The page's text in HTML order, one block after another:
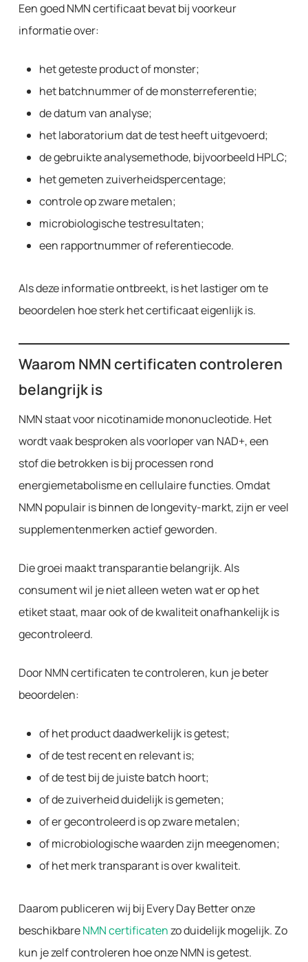
Een goed NMN certificaat bevat bij voorkeur
informatie over:
het geteste product of monster;
het batchnummer of de monsterreferentie;
de datum van analyse;
het laboratorium dat de test heeft uitgevoerd;
de gebruikte analysemethode, bijvoorbeeld HPLC;
het gemeten zuiverheidspercentage;
controle op zware metalen;
microbiologische testresultaten;
een rapportnummer of referentiecode.
Als deze informatie ontbreekt, is het lastiger om te
beoordelen hoe sterk het certificaat eigenlijk is.
Waarom NMN certificaten controleren
belangrijk is
NMN staat voor nicotinamide mononucleotide. Het
wordt vaak besproken als voorloper van NAD+, een
stof die betrokken is bij processen rond
energiemetabolisme en cellulaire functies. Omdat
NMN populair is binnen de longevity-markt, zijn er veel
supplementenmerken actief geworden.
Die groei maakt transparantie belangrijk. Als
consument wil je niet alleen weten wat er op het
etiket staat, maar ook of de kwaliteit onafhankelijk is
gecontroleerd.
Door NMN certificaten te controleren, kun je beter
beoordelen:
of het product daadwerkelijk is getest;
of de test recent en relevant is;
of de test bij de juiste batch hoort;
of de zuiverheid duidelijk is gemeten;
of er gecontroleerd is op zware metalen;
of microbiologische waarden zijn meegenomen;
of het merk transparant is over kwaliteit.
Daarom publiceren wij bij Every Day Better onze
beschikbareNMN certificatenzo duidelijk mogelijk. Zo
kun je zelf controleren hoe onze NMN is getest.